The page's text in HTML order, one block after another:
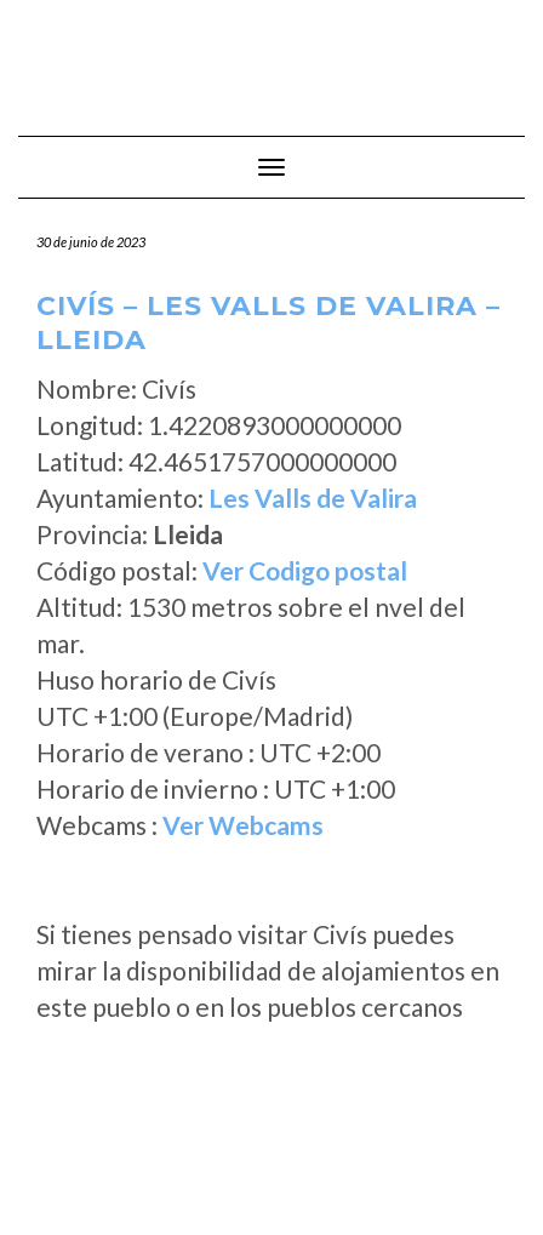
Cambiar modo de navegación
30 de junio de 2023
CIVÍS – LES VALLS DE VALIRA –
LLEIDA
Nombre: Civís
Longitud: 1.4220893000000000
Latitud: 42.4651757000000000
Ayuntamiento: Les Valls de Valira
Provincia: Lleida
Código postal: Ver Codigo postal
Altitud: 1530 metros sobre el nvel del
mar.
Huso horario de Civís
UTC +1:00 (Europe/Madrid)
Horario de verano : UTC +2:00
Horario de invierno : UTC +1:00
Webcams : Ver Webcams
Si tienes pensado visitar Civís puedes
mirar la disponibilidad de alojamientos en
este pueblo o en los pueblos cercanos